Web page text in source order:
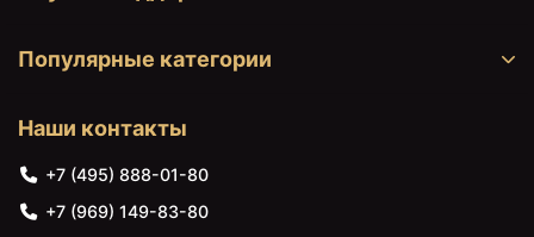
Популярные категории
Наши контакты
+7 (495) 888-01-80
+7 (969) 149-83-80